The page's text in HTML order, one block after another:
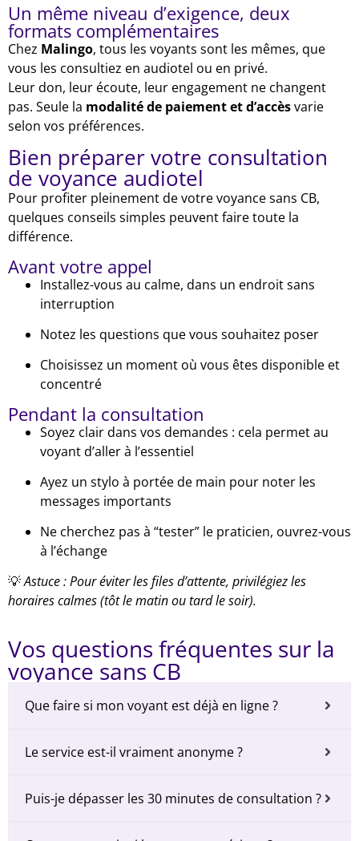
Un même niveau d’exigence, deux
formats complémentaires
Chez Malingo, tous les voyants sont les mêmes, que
vous les consultiez en audiotel ou en privé.
Leur don, leur écoute, leur engagement ne changent
pas. Seule la modalité de paiement et d’accèsvarie
selon vos préférences.
Bien préparer votre consultation
de voyance audiotel
Pour profiter pleinement de votre voyance sans CB,
quelques conseils simples peuvent faire toute la
différence.
Avant votre appel
Installez-vous au calme, dans un endroit sans
interruption
Notez les questions que vous souhaitez poser
Choisissez un moment où vous êtes disponible et
concentré
Pendant la consultation
Soyez clair dans vos demandes : cela permet au
voyant d’aller à l’essentiel
Ayez un stylo à portée de main pour noter les
messages importants
Ne cherchez pas à “tester” le praticien, ouvrez-vous
à l’échange
💡Astuce : Pour éviter les files d’attente, privilégiez les
horaires calmes (tôt le matin ou tard le soir).
Vos questions fréquentes sur la
voyance sans CB
Que faire si mon voyant est déjà en ligne ?
Le service est-il vraiment anonyme ?
Puis-je dépasser les 30 minutes de consultation ?